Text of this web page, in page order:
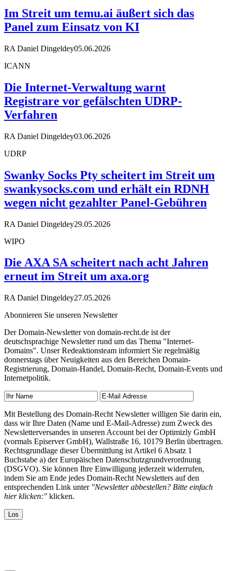
Im Streit um temu.ai äußert sich das
Panel zum Einsatz von KI
RA Daniel Dingeldey05.06.2026
ICANN
Die Internet-Verwaltung warnt
Registrare vor gefälschten UDRP-
Verfahren
RA Daniel Dingeldey03.06.2026
UDRP
Swanky Socks Pty scheitert im Streit um
swankysocks.com und erhält ein RDNH
wegen nicht gezahlter Panel-Gebühren
RA Daniel Dingeldey29.05.2026
WIPO
Die AXA SA scheitert nach acht Jahren
erneut im Streit um axa.org
RA Daniel Dingeldey27.05.2026
Abonnieren Sie unseren Newsletter
Der Domain-Newsletter von domain-recht.de ist der
deutschsprachige Newsletter rund um das Thema "Internet-
Domains". Unser Redeaktionsteam informiert Sie regelmäßig
donnerstags über Neuigkeiten aus den Bereichen Domain-
Registrierung, Domain-Handel, Domain-Recht, Domain-Events und
Internetpolitik.
Mit Bestellung des Domain-Recht Newsletter willigen Sie darin ein,
dass wir Ihre Daten (Name und E-Mail-Adresse) zum Zweck des
Newsletterversandes in unseren Account bei der Optimizly GmbH
(vormals Episerver GmbH), Wallstraße 16, 10179 Berlin übertragen.
Rechtsgrundlage dieser Übermittlung ist Artikel 6 Absatz 1
Buchstabe a) der Europäischen Datenschutzgrundverordnung
(DSGVO). Sie können Ihre Einwilligung jederzeit widerrufen,
indem Sie am Ende jedes Domain-Recht Newsletters auf den
entsprechenden Link unter "Newsletter abbestellen? Bitte einfach
hier klicken:" klicken.